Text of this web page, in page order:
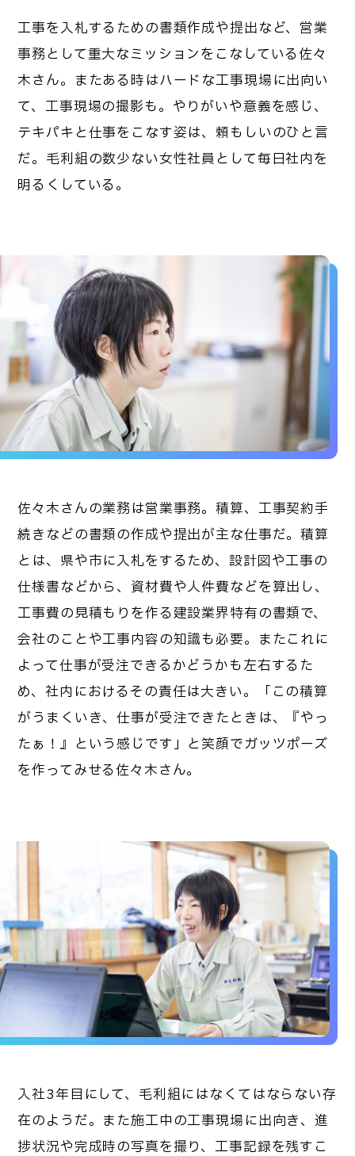
工事を入札するための書類作成や提出など、営業
事務として重大なミッションをこなしている佐々
木さん。またある時はハードな工事現場に出向い
て、工事現場の撮影も。やりがいや意義を感じ、
テキパキと仕事をこなす姿は、頼もしいのひと言
だ。毛利組の数少ない女性社員として毎日社内を
明るくしている。
佐々木さんの業務は営業事務。積算、工事契約手
続きなどの書類の作成や提出が主な仕事だ。積算
とは、県や市に入札をするため、設計図や工事の
仕様書などから、資材費や人件費などを算出し、
工事費の見積もりを作る建設業界特有の書類で、
会社のことや工事内容の知識も必要。またこれに
よって仕事が受注できるかどうかも左右するた
め、社内におけるその責任は大きい。「この積算
がうまくいき、仕事が受注できたときは、『やっ
たぁ！』という感じです」と笑顔でガッツポーズ
を作ってみせる佐々木さん。
入社3年目にして、毛利組にはなくてはならない存
在のようだ。また施工中の工事現場に出向き、進
捗状況や完成時の写真を撮り、工事記録を残すこ